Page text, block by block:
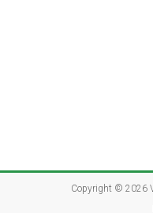
Copyright © 2026